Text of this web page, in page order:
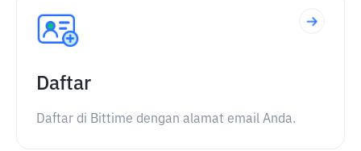
Daftar
Daftar di Bittime dengan alamat email Anda.